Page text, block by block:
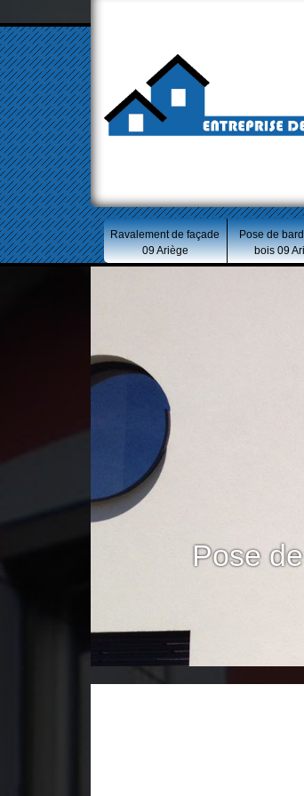
Ravalement de façade
09 Ariège
Pose de
bois 09
Pose